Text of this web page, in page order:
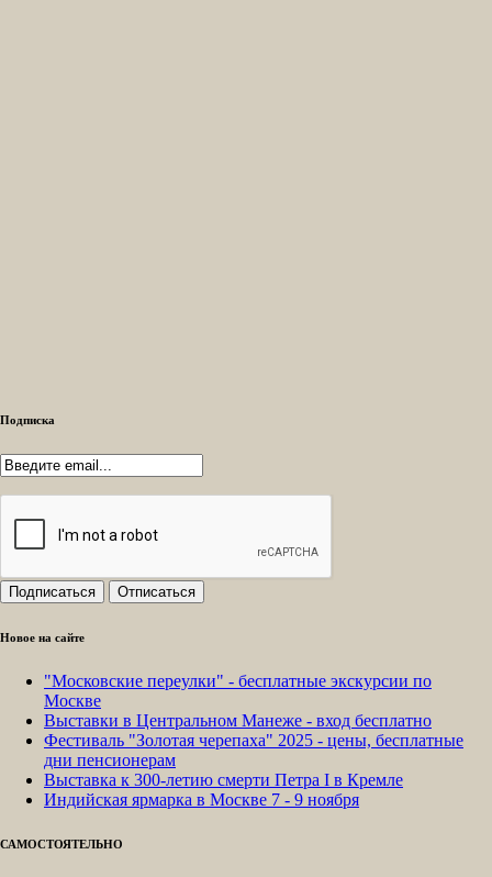
Подписка
Новое на сайте
"Московские переулки" - бесплатные экскурсии по
Москве
Выставки в Центральном Манеже - вход бесплатно
Фестиваль "Золотая черепаха" 2025 - цены, бесплатные
дни пенсионерам
Выставка к 300-летию смерти Петра I в Кремле
Индийская ярмарка в Москве 7 - 9 ноября
САМОСТОЯТЕЛЬНО